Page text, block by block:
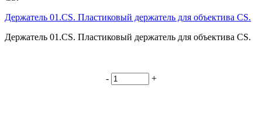
Держатель 01.CS. Пластиковый держатель для объектива CS.
Держатель 01.CS. Пластиковый держатель для объектива CS.
- +